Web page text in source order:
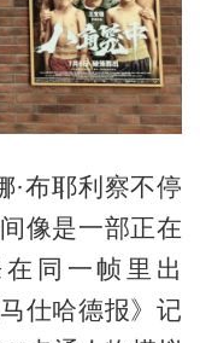
·布耶利察不停
像是一部正在
同一帧里出
仕哈德报》记